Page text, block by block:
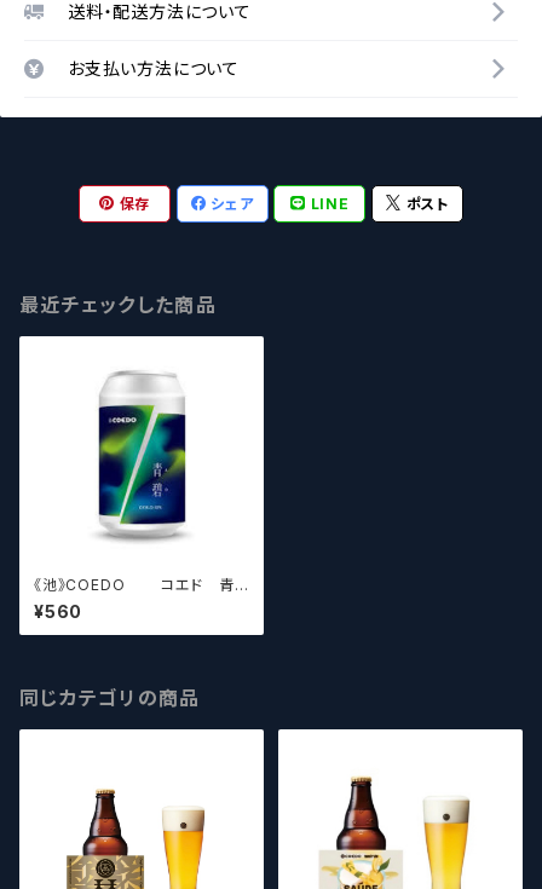
送料・配送方法について
お支払い方法について
保存 シェア LINE ポスト
最近チェックした商品
《池》COEDO コエド 青
碧-AO-【クラフトビールシザー
ズ】
¥560
同じカテゴリの商品